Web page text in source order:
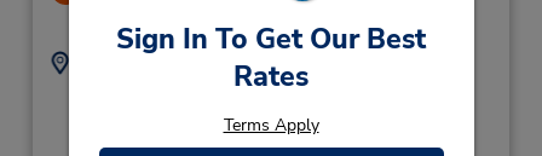
Sign In To Get Our Best
Rates
Terms Apply
Dirección:
Germany